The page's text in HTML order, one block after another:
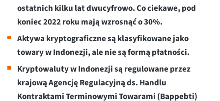
ostatnich kilku lat dwucyfrowo. Co ciekawe, pod
koniec 2022 roku mają wzrosnąć o 30%.
Aktywa kryptograficzne są klasyfikowane jako
towary w Indonezji, ale nie są formą płatności.
Kryptowaluty w Indonezji są regulowane przez
krajową Agencję Regulacyjną ds. Handlu
Kontraktami Terminowymi Towarami (Bappebti)